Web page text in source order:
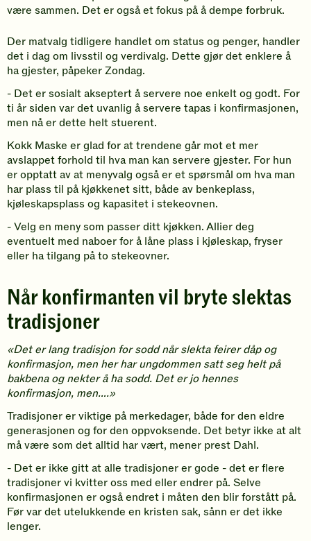
være sammen. Det er også et fokus på å dempe forbruk.
Der matvalg tidligere handlet om status og penger, handler
det i dag om livsstil og verdivalg. Dette gjør det enklere å
ha gjester, påpeker Zondag.
- Det er sosialt akseptert å servere noe enkelt og godt. For
ti år siden var det uvanlig å servere tapas i konfirmasjonen,
men nå er dette helt stuerent.
Kokk Maske er glad for at trendene går mot et mer
avslappet forhold til hva man kan servere gjester. For hun
er opptatt av at menyvalg også er et spørsmål om hva man
har plass til på kjøkkenet sitt, både av benkeplass,
kjøleskapsplass og kapasitet i stekeovnen.
- Velg en meny som passer ditt kjøkken. Allier deg
eventuelt med naboer for å låne plass i kjøleskap, fryser
eller ha tilgang på to stekeovner.
Når konfirmanten vil bryte slektas
tradisjoner
«Det er lang tradisjon for sodd når slekta feirer dåp og
konfirmasjon, men her har ungdommen satt seg helt på
bakbena og nekter å ha sodd. Det er jo hennes
konfirmasjon, men….»
Tradisjoner er viktige på merkedager, både for den eldre
generasjonen og for den oppvoksende. Det betyr ikke at alt
må være som det alltid har vært, mener prest Dahl.
- Det er ikke gitt at alle tradisjoner er gode - det er flere
tradisjoner vi kvitter oss med eller endrer på. Selve
konfirmasjonen er også endret i måten den blir forstått på.
Før var det utelukkende en kristen sak, sånn er det ikke
lenger.